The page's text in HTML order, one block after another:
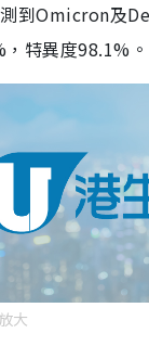
到Omicron及
特異度98.1%。
大